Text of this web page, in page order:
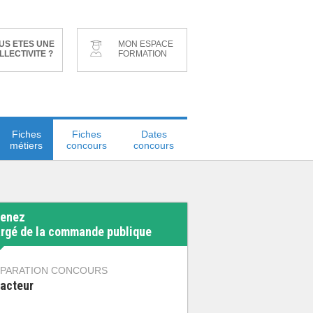
ETES UNE
?
MON ESPACE
FORMATION
Fiches
métiers
Fiches
concours
Dates
concours
de la commande publique
CONCOURS